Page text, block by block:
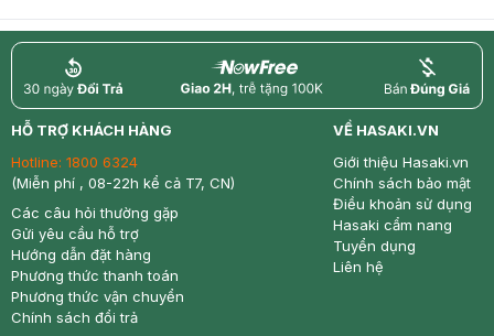
return nowfree price
HỖ TRỢ KHÁCH HÀNG
Hotline: 1800 6324
(Miễn phí , 08-22h kể cả T7, CN)
Các câu hỏi thường gặp
Gửi yêu cầu hỗ trợ
Hướng dẫn đặt hàng
Phương thức thanh toán
Phương thức vận chuyển
Chính sách đổi trả
VỀ HASAKI.VN
Giới thiệu Hasaki.vn
Chính sách bảo mật
Điều khoản sử dụng
Hasaki cẩm nang
Tuyển dụng
Liên hệ